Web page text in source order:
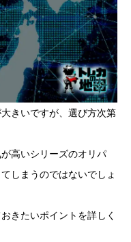
きいですが、選び方次第
高いシリーズのオリパ
しまうのではないでしょ
きたいポイントを詳しく